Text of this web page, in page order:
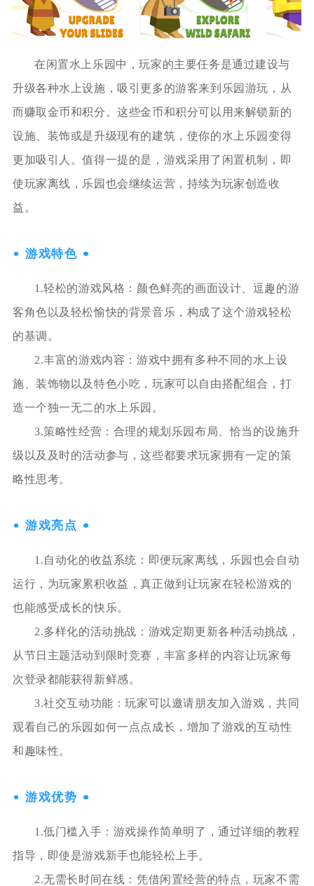
在闲置水上乐园中，玩家的主要任务是通过建设与
升级各种水上设施，吸引更多的游客来到乐园游玩，从
而赚取金币和积分。这些金币和积分可以用来解锁新的
设施、装饰或是升级现有的建筑，使你的水上乐园变得
更加吸引人。值得一提的是，游戏采用了闲置机制，即
使玩家离线，乐园也会继续运营，持续为玩家创造收
益。
游戏特色
1.轻松的游戏风格：颜色鲜亮的画面设计、逗趣的游
客角色以及轻松愉快的背景音乐，构成了这个游戏轻松
的基调。
2.丰富的游戏内容：游戏中拥有多种不同的水上设
施、装饰物以及特色小吃，玩家可以自由搭配组合，打
造一个独一无二的水上乐园。
3.策略性经营：合理的规划乐园布局、恰当的设施升
级以及及时的活动参与，这些都要求玩家拥有一定的策
略性思考。
游戏亮点
1.自动化的收益系统：即便玩家离线，乐园也会自动
运行，为玩家累积收益，真正做到让玩家在轻松游戏的
也能感受成长的快乐。
2.多样化的活动挑战：游戏定期更新各种活动挑战，
从节日主题活动到限时竞赛，丰富多样的内容让玩家每
次登录都能获得新鲜感。
3.社交互动功能：玩家可以邀请朋友加入游戏，共同
观看自己的乐园如何一点点成长，增加了游戏的互动性
和趣味性。
游戏优势
1.低门槛入手：游戏操作简单明了，通过详细的教程
指导，即使是游戏新手也能轻松上手。
2.无需长时间在线：凭借闲置经营的特点，玩家不需